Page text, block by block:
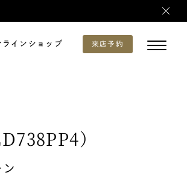
ラインショップ 来店予約
）